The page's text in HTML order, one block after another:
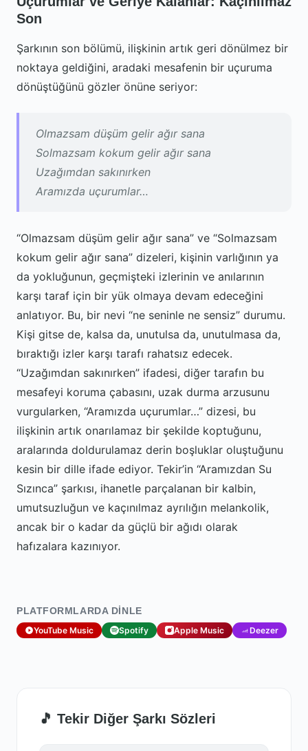
Son
Şarkının son bölümü, ilişkinin artık geri dönülmez bir
noktaya geldiğini, aradaki mesafenin bir uçuruma
dönüştüğünü gözler önüne seriyor:
Olmazsam düşüm gelir ağır sana
Solmazsam kokum gelir ağır sana
Uzağımdan sakınırken
Aramızda uçurumlar…
“Olmazsam düşüm gelir ağır sana” ve “Solmazsam
kokum gelir ağır sana” dizeleri, kişinin varlığının ya
da yokluğunun, geçmişteki izlerinin ve anılarının
karşı taraf için bir yük olmaya devam edeceğini
anlatıyor. Bu, bir nevi “ne seninle ne sensiz” durumu.
Kişi gitse de, kalsa da, unutulsa da, unutulmasa da,
bıraktığı izler karşı tarafı rahatsız edecek.
“Uzağımdan sakınırken” ifadesi, diğer tarafın bu
mesafeyi koruma çabasını, uzak durma arzusunu
vurgularken, “Aramızda uçurumlar…” dizesi, bu
ilişkinin artık onarılamaz bir şekilde koptuğunu,
aralarında doldurulamaz derin boşluklar oluştuğunu
kesin bir dille ifade ediyor. Tekir’in “Aramızdan Su
Sızınca” şarkısı, ihanetle parçalanan bir kalbin,
umutsuzluğun ve kaçınılmaz ayrılığın melankolik,
ancak bir o kadar da güçlü bir ağıdı olarak
hafızalara kazınıyor.
PLATFORMLARDA DINLE
YouTube Music Spotify Apple Music Deezer
🎵 Tekir Diğer Şarkı Sözleri